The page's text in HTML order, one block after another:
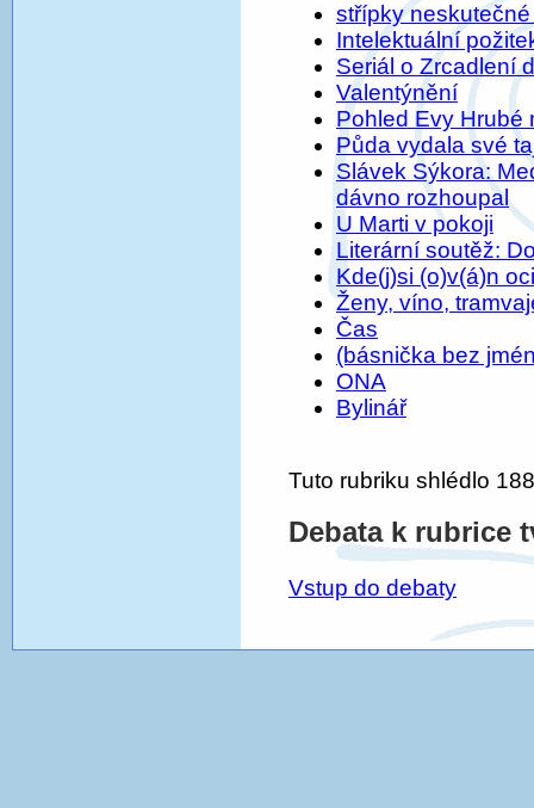
střípky
Intelektuální
Seriál o Zrcadlení
Valentýnění
Pohled Evy Hrubé
Půda vydala své
Slávek Sýkora:
dávno rozhoupal
U Marti v pokoji
Literární soutěž:
Kde(j)si (o)v(á)n
Ženy, víno,
Čas
(básnička bez
ONA
Bylinář
Tuto rubriku shlédlo
Debata k rubrice
Vstup do debaty